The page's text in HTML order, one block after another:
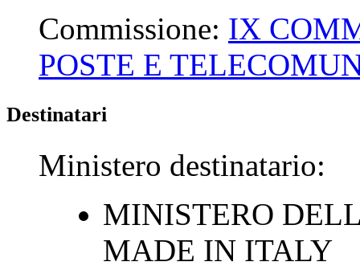
Commissione: IX
POSTE E
Destinatari
Ministero destinatario:
MINISTERO
MADE IN ITALY